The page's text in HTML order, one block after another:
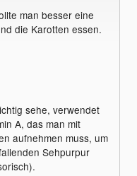
man besser eine
die Karotten essen.
sehe, verwendet
A, das man mit
aufnehmen muss, um
Sehpurpur